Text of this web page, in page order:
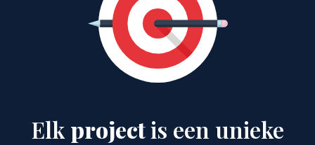
Elk projectis een unieke